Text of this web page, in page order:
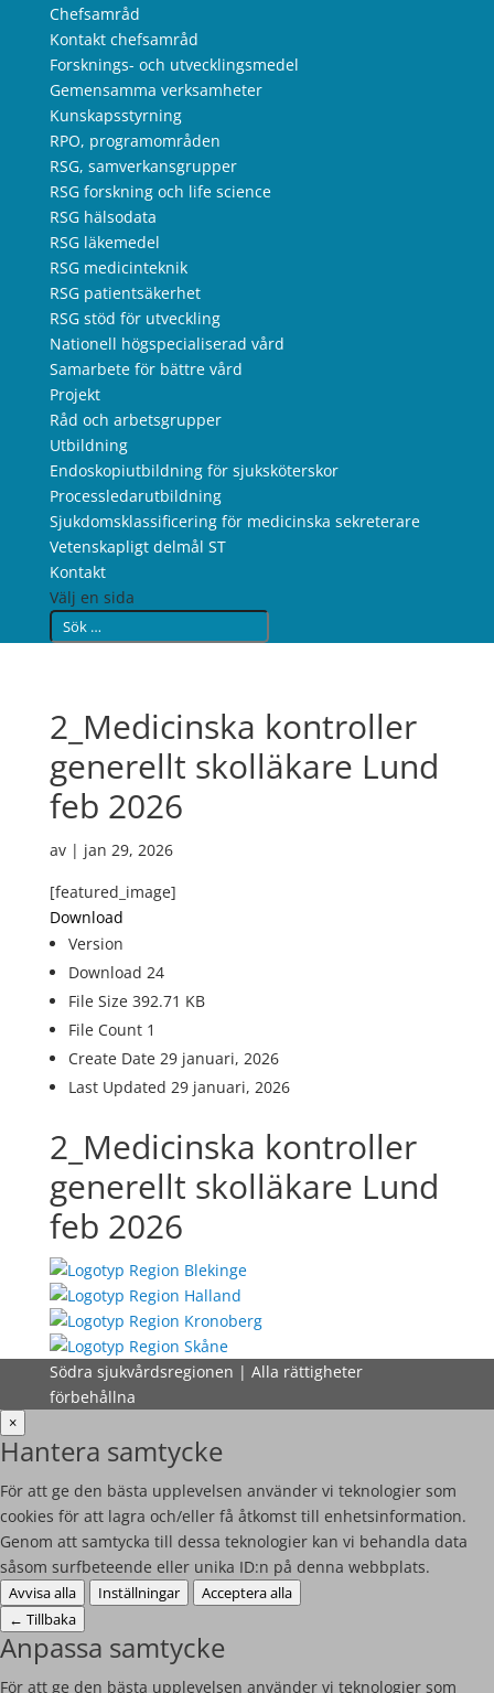
Chefsamråd
Kontakt chefsamråd
Forsknings- och utvecklingsmedel
Gemensamma verksamheter
Kunskapsstyrning
RPO, programområden
RSG, samverkansgrupper
RSG forskning och life science
RSG hälsodata
RSG läkemedel
RSG medicinteknik
RSG patientsäkerhet
RSG stöd för utveckling
Nationell högspecialiserad vård
Samarbete för bättre vård
Projekt
Råd och arbetsgrupper
Utbildning
Endoskopiutbildning för sjuksköterskor
Processledarutbildning
Sjukdomsklassificering för medicinska sekreterare
Vetenskapligt delmål ST
Kontakt
Välj en sida
2_Medicinska kontroller
generellt skolläkare Lund
feb 2026
av | jan 29, 2026
[featured_image]
Download
Version
Download 24
File Size 392.71 KB
File Count 1
Create Date 29 januari, 2026
Last Updated 29 januari, 2026
2_Medicinska kontroller
generellt skolläkare Lund
feb 2026
Södra sjukvårdsregionen | Alla rättigheter
förbehållna
×
Hantera samtycke
För att ge den bästa upplevelsen använder vi teknologier som
cookies för att lagra och/eller få åtkomst till enhetsinformation.
Genom att samtycka till dessa teknologier kan vi behandla data
såsom surfbeteende eller unika ID:n på denna webbplats.
Avvisa alla Inställningar
Acceptera alla
← Tillbaka
Anpassa samtycke
För att ge den bästa upplevelsen använder vi teknologier som